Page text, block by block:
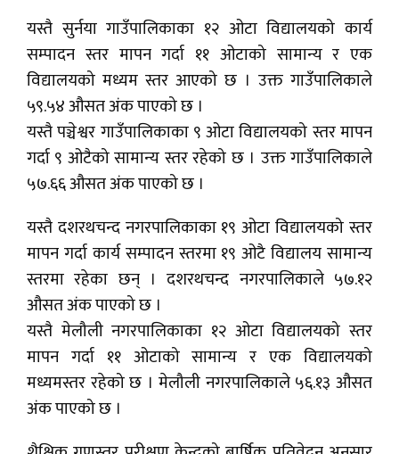
यस्तै सुर्नया गाउँपालिकाका १२ ओटा विद्यालयको कार्य
सम्पादन स्तर मापन गर्दा ११ ओटाको सामान्य र एक
विद्यालयको मध्यम स्तर आएको छ । उक्त गाउँपालिकाले
५९.५४ औसत अंक पाएको छ ।
यस्तै पञ्चेश्वर गाउँपालिकाका ९ ओटा विद्यालयको स्तर मापन
गर्दा ९ ओटैको सामान्य स्तर रहेको छ । उक्त गाउँपालिकाले
५७.६६ औसत अंक पाएको छ ।
यस्तै दशरथचन्द नगरपालिकाका १९ ओटा विद्यालयको स्तर
मापन गर्दा कार्य सम्पादन स्तरमा १९ ओटै विद्यालय सामान्य
स्तरमा रहेका छन् । दशरथचन्द नगरपालिकाले ५७.१२
औसत अंक पाएको छ ।
यस्तै मेलौली नगरपालिकाका १२ ओटा विद्यालयको स्तर
मापन गर्दा ११ ओटाको सामान्य र एक विद्यालयको
मध्यमस्तर रहेको छ । मेलौली नगरपालिकाले ५६.१३ औसत
अंक पाएको छ ।